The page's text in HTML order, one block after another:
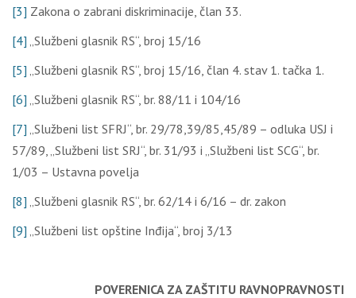
[3] Zakona o zabrani diskriminacije, član 33.
[4] „Službeni glasnik RS“, broj 15/16
[5] „Službeni glasnik RS“, broj 15/16, član 4. stav 1. tačka 1.
[6] „Službeni glasnik RS“, br. 88/11 i 104/16
[7] „Službeni list SFRJ“, br. 29/78,39/85,45/89 – odluka USJ i
57/89, „Službeni list SRJ“, br. 31/93 i „Službeni list SCG“, br.
1/03 – Ustavna povelјa
[8] „Službeni glasnik RS“, br. 62/14 i 6/16 – dr. zakon
[9] „Službeni list opštine Inđija“, broj 3/13
POVERENICA ZA ZAŠTITU RAVNOPRAVNOSTI